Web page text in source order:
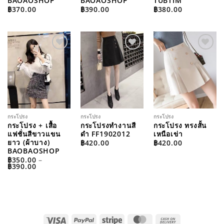
฿370.00
฿390.00
฿380.00
ADD TO
WISHLIST
กระโปรง
กระโปรง + เสื้อ
แฟชั่นสีขาวแขน
ยาว (ผ้าบาง)
BAOBAOSHOP
฿350.00 –
฿390.00PRICE
ADD TO
WISHLIST
กระโปรง
กระโปรงทำงานสี
ดำ FF1902012
฿420.00
ADD TO
WISHLIST
กระโปรง
กระโปรง ทรงสั้น
เหนือเข่า
฿420.00
VISA PAYPALSTRIPE MASTERCARD